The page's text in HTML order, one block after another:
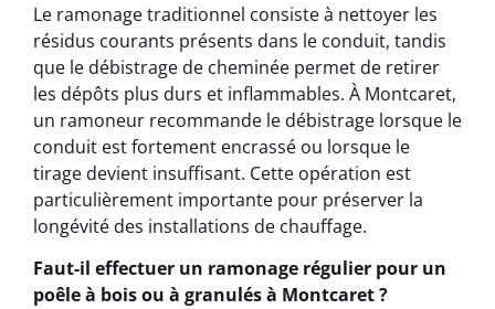
Le ramonage traditionnel consiste à nettoyer les
résidus courants présents dans le conduit, tandis
que le débistrage de cheminée permet de retirer
les dépôts plus durs et inflammables. À Montcaret,
un ramoneur recommande le débistrage lorsque le
conduit est fortement encrassé ou lorsque le
tirage devient insuffisant. Cette opération est
particulièrement importante pour préserver la
longévité des installations de chauffage.
Faut-il effectuer un ramonage régulier pour un
poêle à bois ou à granulés à Montcaret ?